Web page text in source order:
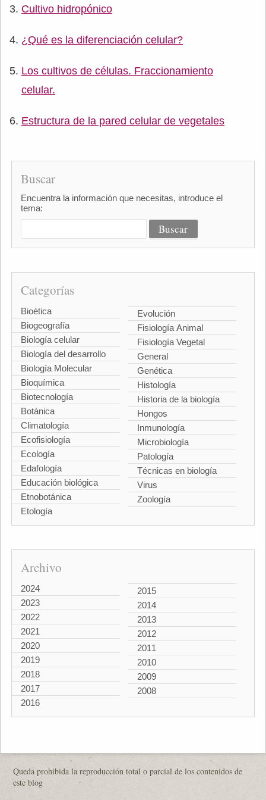
Cultivo hidropónico
¿Qué es la diferenciación celular?
Los cultivos de células. Fraccionamiento
celular.
Estructura de la pared celular de vegetales
Buscar
Encuentra la información que necesitas, introduce el
tema:
Categorías
Bioética
Biogeografía
Biología celular
Biología del desarrollo
Biología Molecular
Bioquímica
Biotecnología
Botánica
Climatología
Ecofisiología
Ecología
Edafología
Educación biológica
Etnobotánica
Etología
Evolución
Fisiología Animal
Fisiología Vegetal
General
Genética
Histología
Historia de la biología
Hongos
Inmunología
Microbiología
Patología
Técnicas en biología
Virus
Zoología
Archivo
2024
2023
2022
2021
2020
2019
2018
2017
2016
2015
2014
2013
2012
2011
2010
2009
2008
Queda prohibida la reproducción total o parcial de los contenidos de
este blog